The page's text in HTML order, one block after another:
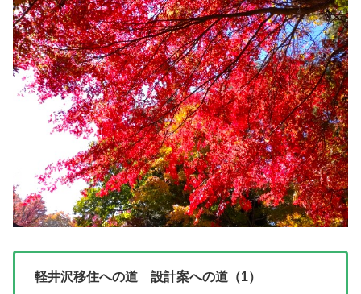
軽井沢移住への道 設計案への道（1）